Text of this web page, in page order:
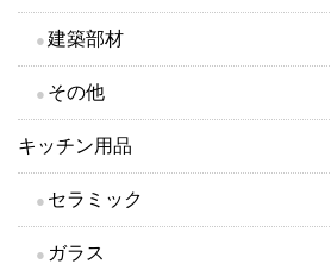
建築部材
その他
キッチン用品
セラミック
ガラス